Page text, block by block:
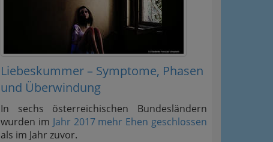
Liebeskummer – Symptome, Phasen
und Überwindung
In sechs österreichischen Bundesländern
wurden im Jahr 2017 mehr Ehen geschlossen
als im Jahr zuvor.